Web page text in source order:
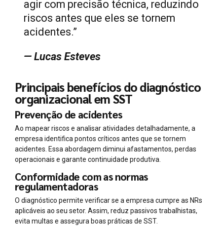
agir com precisão técnica, reduzindo
riscos antes que eles se tornem
acidentes.”
— Lucas Esteves
Principais benefícios do diagnóstico
organizacional em SST
Prevenção de acidentes
Ao mapear riscos e analisar atividades detalhadamente, a
empresa identifica pontos críticos antes que se tornem
acidentes. Essa abordagem diminui afastamentos, perdas
operacionais e garante continuidade produtiva.
Conformidade com as normas
regulamentadoras
O diagnóstico permite verificar se a empresa cumpre as NRs
aplicáveis ao seu setor. Assim, reduz passivos trabalhistas,
evita multas e assegura boas práticas de SST.